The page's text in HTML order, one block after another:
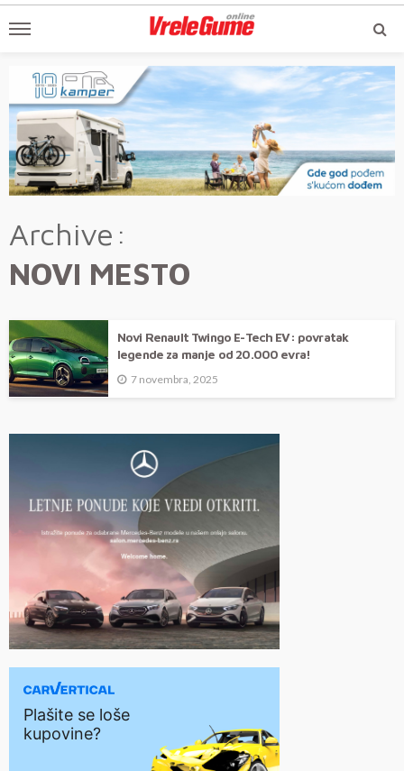
Archive
NOVI MESTO
Novi Renault Twingo E-Tech EV: povratak
legende za manje od 20.000 evra!
7 novembra, 2025